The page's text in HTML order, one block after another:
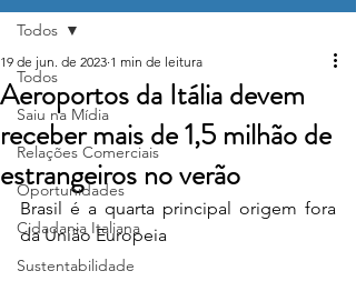
Todos
Saiu na Mídia
Relações Comerciais
Oportunidades
Cidadania Italiana
Sustentabilidade
Todos
Aeroportos da Itália devem
receber mais de 1,5 milhão de
estrangeiros no verão
19 de jun. de 2023 1 min de leitura
Brasil é a quarta principal origem fora
da União Europeia